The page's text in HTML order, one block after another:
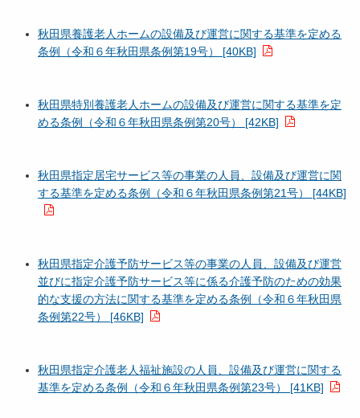
秋田県養護老人ホームの設備及び運営に関する基準を定める
条例（令和６年秋田県条例第19号） [40KB]
秋田県特別養護老人ホームの設備及び運営に関する基準を定
める条例（令和６年秋田県条例第20号） [42KB]
秋田県指定居宅サービス等の事業の人員、設備及び運営に関
する基準を定める条例（令和６年秋田県条例第21号） [44KB]
秋田県指定介護予防サービス等の事業の人員、設備及び運営
並びに指定介護予防サービス等に係る介護予防のための効果
的な支援の方法に関する基準を定める条例（令和６年秋田県
条例第22号） [46KB]
秋田県指定介護老人福祉施設の人員、設備及び運営に関する
基準を定める条例（令和６年秋田県条例第23号） [41KB]